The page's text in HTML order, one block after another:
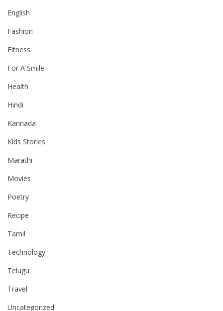
English
Fashion
Fitness
For A Smile
Health
Hindi
Kannada
Kids Stories
Marathi
Movies
Poetry
Recipe
Tamil
Technology
Telugu
Travel
Uncategorized